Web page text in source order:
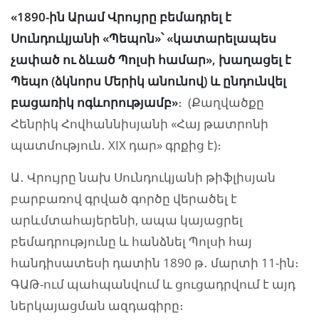
«1890-ին Արամ Վրույրը բեմադրել է
Սունդուկյանի «Պեպոն»՝ «կատարելապես
չափած ու ձևած Պոլսի համար», խաղացել է
Պեպո (ձկնորս Մերիկ անունով) և ընդունվել
բացառիկ ոգևորությամբ»։ (Քաղվածքը
Հենրիկ Հովհաննիսյանի «Հայ թատրոնի
պատմություն․ XIX դար» գրքից է)։
Ա․ Վրույրը նախ Սունդուկյանի թիֆլիսյան
բարբառով գրված գործը վերածել է
արևմտահայերենի, ապա կայացրել
բեմադրությունը և հանձնել Պոլսի հայ
հանդիսատեսի դատին 1890 թ․ մարտի 11-ին։
ԳԱԹ-ում պահպանվում և ցուցադրվում է այդ
ներկայացման ազդագիրը։